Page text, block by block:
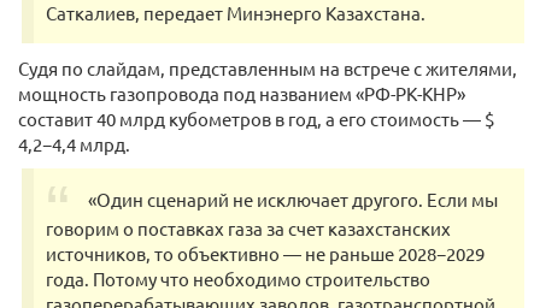
Саткалиев, передает Минэнерго Казахстана.
Судя по слайдам, представленным на встрече с жителями,
мощность газопровода под названием «РФ-РК-КНР»
составит 40 млрд кубометров в год, а его стоимость — $
4,2−4,4 млрд.
«Один сценарий не исключает другого. Если мы
говорим о поставках газа за счет казахстанских
источников, то объективно — не раньше 2028−2029
года. Потому что необходимо строительство